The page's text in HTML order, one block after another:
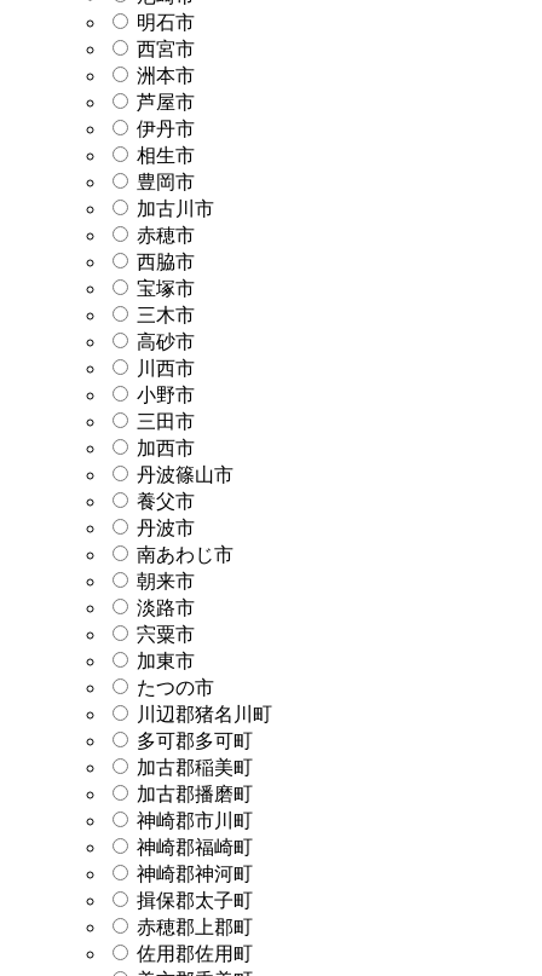
明石市
西宮市
洲本市
芦屋市
伊丹市
相生市
豊岡市
加古川市
赤穂市
西脇市
宝塚市
三木市
高砂市
川西市
小野市
三田市
加西市
丹波篠山市
養父市
丹波市
南あわじ市
朝来市
淡路市
宍粟市
加東市
たつの市
川辺郡猪名川町
多可郡多可町
加古郡稲美町
加古郡播磨町
神崎郡市川町
神崎郡福崎町
神崎郡神河町
揖保郡太子町
赤穂郡上郡町
佐用郡佐用町